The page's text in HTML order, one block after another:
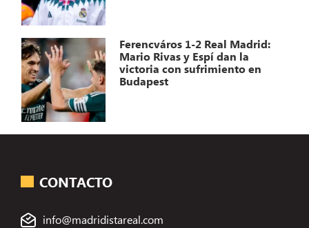
Ferencváros 1-2 Real Madrid:
Mario Rivas y Espí dan la
victoria con sufrimiento en
Budapest
CONTACTO
info@madridistareal.com